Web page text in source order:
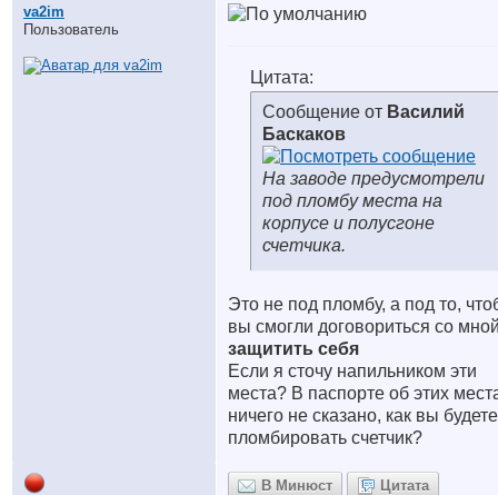
va2im
Пользователь
Цитата:
Сообщение от Василий
Баскаков
На заводе предусмотрели
под пломбу места на
корпусе и полусгоне
счетчика.
Это не под пломбу, а под то,
вы смогли договориться со
защитить себя
Если я сточу напильником эти
места? В паспорте об этих
ничего не сказано, как вы будете
пломбировать счетчик?
В Минюст
Цитата